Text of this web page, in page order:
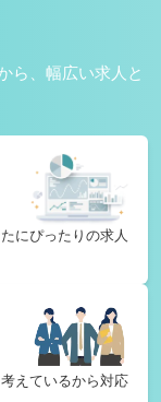
ら、幅広い求人と
にぴったりの求人
えているから対応